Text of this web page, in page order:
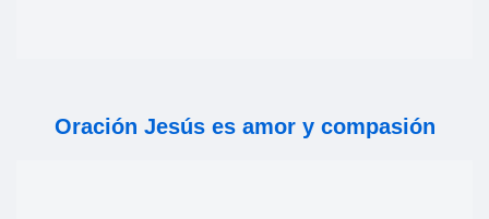
Oración Jesús es amor y compasión